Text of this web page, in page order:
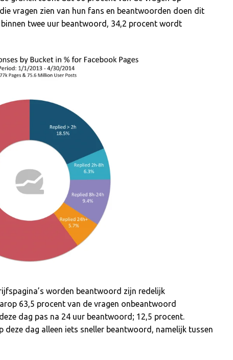
vragen zien van hun fans en beantwoorden doen dit
twee uur beantwoord, 34,2 procent wordt
worden beantwoord zijn redelijk
63,5 procent van de vragen onbeantwoord
dag pas na 24 uur beantwoord; 12,5 procent.
deze dag alleen iets sneller beantwoord, namelijk tussen